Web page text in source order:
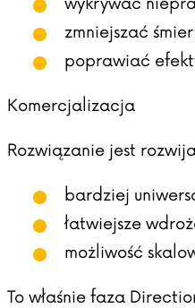
zmniejszać
poprawiać
Komercjalizacja
Rozwiązanie jest
bardziej
łatwiejsze
możliwość
To właśnie faza